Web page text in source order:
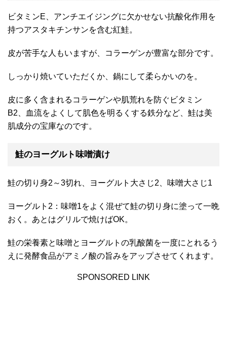
ビタミンE、アンチエイジングに欠かせない抗酸化作用を
持つアスタキチンサンを含む紅鮭。
皮が苦手な人もいますが、コラーゲンが豊富な部分です。
しっかり焼いていただくか、鍋にして柔らかいのを。
皮に多く含まれるコラーゲンや肌荒れを防ぐビタミン
B2、血流をよくして肌色を明るくする鉄分など、鮭は美
肌成分の宝庫なのです。
鮭のヨーグルト味噌漬け
鮭の切り身2～3切れ、ヨーグルト大さじ2、味噌大さじ1
ヨーグルト2：味噌1をよく混ぜて鮭の切り身に塗って一晩
おく。あとはグリルで焼けばOK。
鮭の栄養素と味噌とヨーグルトの乳酸菌を一度にとれるう
えに発酵食品がアミノ酸の旨みをアップさせてくれます。
SPONSORED LINK